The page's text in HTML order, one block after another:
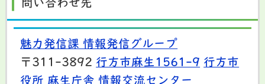
問い合わせ先
魅力発信課 情報発信グループ
〒311-3892 行方市麻生1561-9 行方市
役所 麻生庁舎 情報交流センター